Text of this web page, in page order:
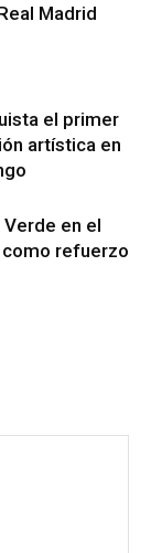
Madrid
el primer
artística en
en el
refuerzo